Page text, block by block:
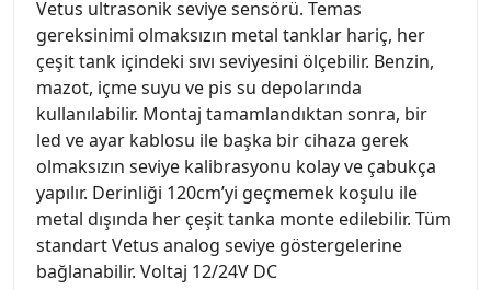
Vetus ultrasonik seviye sensörü. Temas
gereksinimi olmaksızın metal tanklar hariç, her
çeşit tank içindeki sıvı seviyesini ölçebilir. Benzin,
mazot, içme suyu ve pis su depolarında
kullanılabilir. Montaj tamamlandıktan sonra, bir
led ve ayar kablosu ile başka bir cihaza gerek
olmaksızın seviye kalibrasyonu kolay ve çabukça
yapılır. Derinliği 120cm’yi geçmemek koşulu ile
metal dışında her çeşit tanka monte edilebilir. Tüm
standart Vetus analog seviye göstergelerine
bağlanabilir. Voltaj 12/24V DC